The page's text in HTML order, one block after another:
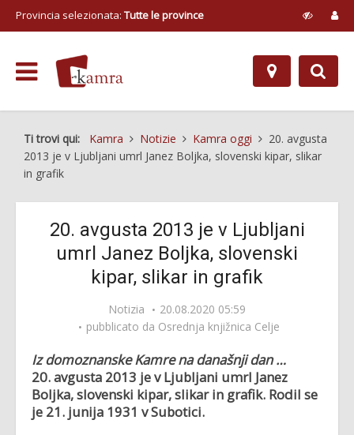
Provincia selezionata: Tutte le province
Ti trovi qui: Kamra Notizie Kamra oggi
20. avgusta
2013 je v Ljubljani umrl Janez Boljka, slovenski kipar, slikar
in grafik
20. avgusta 2013 je v Ljubljani
umrl Janez Boljka, slovenski
kipar, slikar in grafik
Notizia
20.08.2020 05:59
pubblicato da Osrednja knjižnica Celje
Iz domoznanske Kamre na današnji dan …
20. avgusta 2013 je v Ljubljani umrl Janez
Boljka, slovenski kipar, slikar in grafik. Rodil se
je 21. junija 1931 v Subotici.